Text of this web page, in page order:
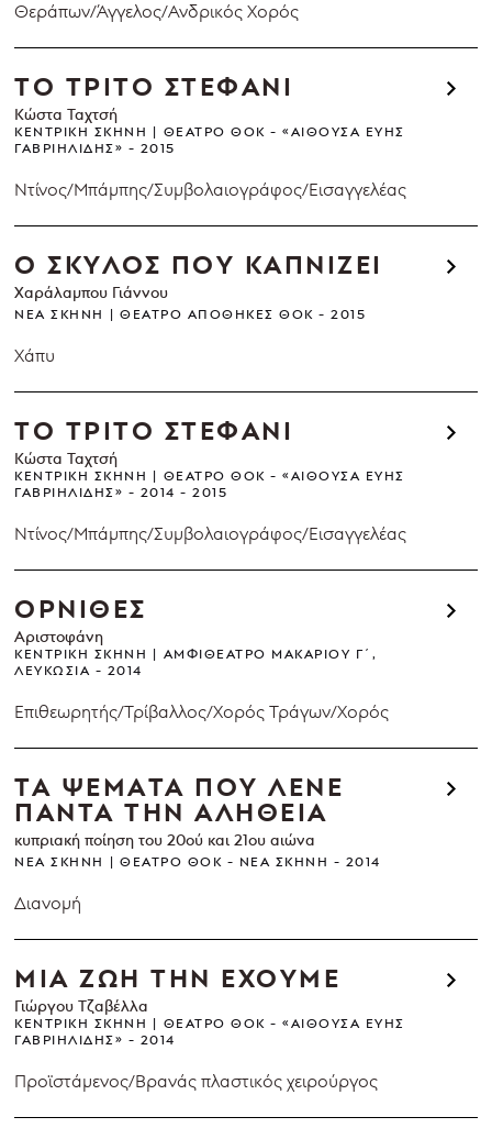
Θεράπων/Άγγελος/Ανδρικός Χορός
ΤΟ ΤΡΙΤΟ ΣΤΕΦΑΝΙ
Κώστα Ταχτσή
ΚΕΝΤΡΙΚΉ ΣΚΗΝΉ
ΘΈΑΤΡΟ ΘΟΚ - «ΑΊΘΟΥΣΑ ΕΎΗΣ
ΓΑΒΡΙΗΛΊΔΗΣ»
2015
Ντίνος/Μπάμπης/Συμβολαιογράφος/Εισαγγελέας
Ο ΣΚΥΛΟΣ ΠΟΥ ΚΑΠΝΙΖΕΙ
Χαράλαμπου Γιάννου
ΝΈΑ ΣΚΗΝΉ ΘΈΑΤΡΟ ΑΠΟΘΉΚΕΣ ΘΟΚ 2015
Χάπυ
ΤΟ ΤΡΙΤΟ ΣΤΕΦΑΝΙ
Κώστα Ταχτσή
ΚΕΝΤΡΙΚΉ ΣΚΗΝΉ
ΘΈΑΤΡΟ ΘΟΚ - «ΑΊΘΟΥΣΑ ΕΎΗΣ
ΓΑΒΡΙΗΛΊΔΗΣ»
2014 - 2015
Ντίνος/Μπάμπης/Συμβολαιογράφος/Εισαγγελέας
ΟΡΝΙΘΕΣ
Αριστοφάνη
ΚΕΝΤΡΙΚΉ ΣΚΗΝΉ
ΑΜΦΙΘΈΑΤΡΟ ΜΑΚΑΡΊΟΥ Γ΄,
ΛΕΥΚΩΣΊΑ
2014
Επιθεωρητής/Τρίβαλλος/Χορός Τράγων/Χορός
ΤΑ ΨΕΜΑΤΑ ΠΟΥ ΛΕΝΕ
ΠΑΝΤΑ ΤΗΝ ΑΛΗΘΕΙΑ
κυπριακή ποίηση του 20ού και 21ου αιώνα
ΝΈΑ ΣΚΗΝΉ ΘΈΑΤΡΟ ΘΟΚ - ΝΈΑ ΣΚΗΝΉ 2014
Διανομή
ΜΙΑ ΖΩΗ ΤΗΝ ΕΧΟΥΜΕ
Γιώργου Τζαβέλλα
ΚΕΝΤΡΙΚΉ ΣΚΗΝΉ
ΘΈΑΤΡΟ ΘΟΚ - «ΑΊΘΟΥΣΑ ΕΎΗΣ
ΓΑΒΡΙΗΛΊΔΗΣ»
2014
Προϊστάμενος/Βρανάς πλαστικός χειρούργος